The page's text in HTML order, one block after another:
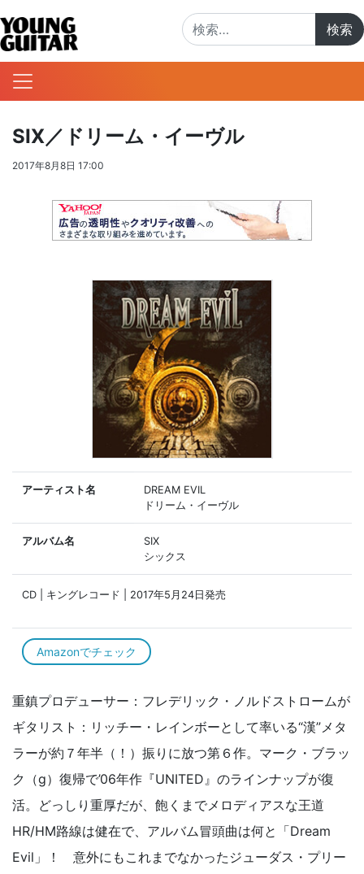
SIX／ドリーム・イーヴル
2017年8月8日 17:00
アーティスト名
DREAM EVIL
ドリーム・イーヴル
アルバム名
SIX
シックス
CD | キングレコード | 2017年5月24日発売
Amazonでチェック
重鎮プロデューサー：フレデリック・ノルドストロームが
ギタリスト：リッチー・レインボーとして率いる“漢”メタ
ラーが約７年半（！）振りに放つ第６作。マーク・ブラッ
ク（g）復帰で’06年作『UNITED』のラインナップが復
活。どっしり重厚だが、飽くまでメロディアスな王道
HR/HM路線は健在で、アルバム冒頭曲は何と「Dream
Evil」！ 意外にもこれまでなかったジューダス・プリー